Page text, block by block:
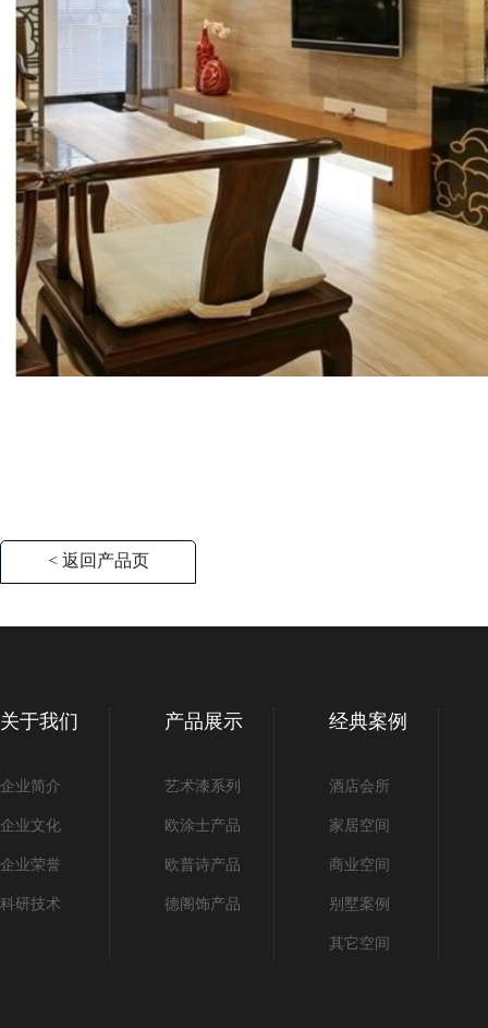
< 返回产品页
关于我们
企业简介
企业文化
企业荣誉
科研技术
产品展示
艺术漆系列
欧涂士产品
欧普诗产品
德阁饰产品
经典案例
酒店会所
家居空间
商业空间
别墅案例
其它空间